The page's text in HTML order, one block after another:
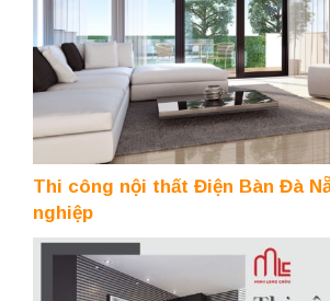
Thi công nội thất Điện Bàn Đà
nghiệp